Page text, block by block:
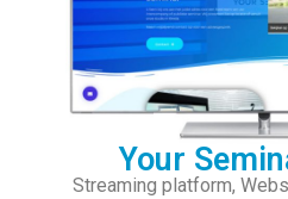
Your
Streaming platform,